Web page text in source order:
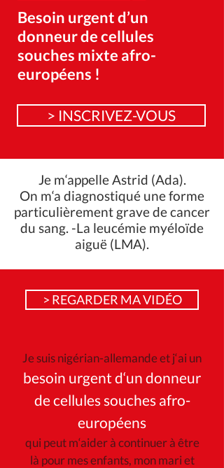
Je m‘appelle Astrid (Ada).
On m‘a diagnostiqué une forme
particulièrement grave de cancer
du sang. -La leucémie myéloïde
aiguë (LMA).
> REGARDER MA VIDÉO
Je suis nigérian-allemande et j‘ai un
besoin urgent d‘un donneur
de cellules souches afro-
européens
qui peut m‘aider à continuer à être
là pour mes enfants, mon mari et
Besoin urgent d’un
donneur de cellules
souches mixte afro-
européens !
> INSCRIVEZ-VOUS